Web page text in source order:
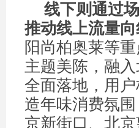
线下则通过
推动线上流量向
阳尚柏奥莱等
主题美陈，融
全面落地，用
造年味消费氛
京新街口、北